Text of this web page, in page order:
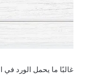
غالبًا ما يحمل الورد